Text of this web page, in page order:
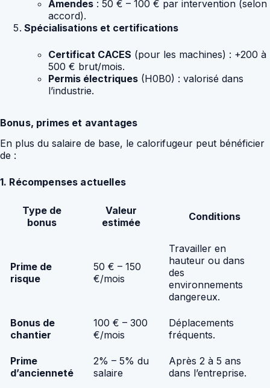
Amendes : 50 € – 100 € par intervention (selon
accord).
Spécialisations et certifications
Certificat CACES (pour les machines) : +200 à
500 € brut/mois.
Permis électriques (H0B0) : valorisé dans
l’industrie.
Bonus, primes et avantages
En plus du salaire de base, le calorifugeur peut bénéficier
de :
1. Récompenses actuelles
Type de
bonus
Valeur
estimée
Conditions
Prime de
risque
50 € – 150
€/mois
Travailler en
hauteur ou dans
des
environnements
dangereux.
Bonus de
chantier
100 € – 300
€/mois
Déplacements
fréquents.
Prime
d’ancienneté
2% – 5% du
salaire
Après 2 à 5 ans
dans l’entreprise.